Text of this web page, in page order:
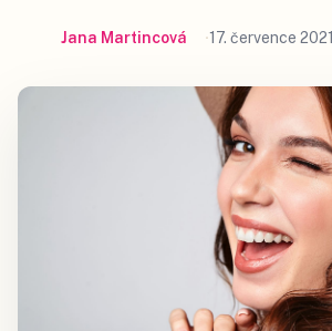
Jana Martincová 17. července 2021